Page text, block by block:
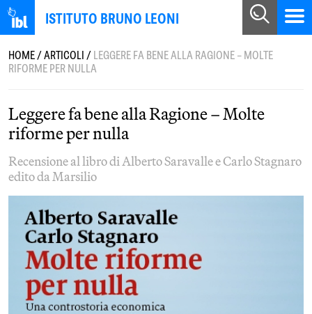
ISTITUTO BRUNO LEONI
HOME/ARTICOLI/LEGGERE FA BENE ALLA RAGIONE – MOLTE
RIFORME PER NULLA
Leggere fa bene alla Ragione – Molte
riforme per nulla
Recensione al libro di Alberto Saravalle e Carlo Stagnaro
edito da Marsilio